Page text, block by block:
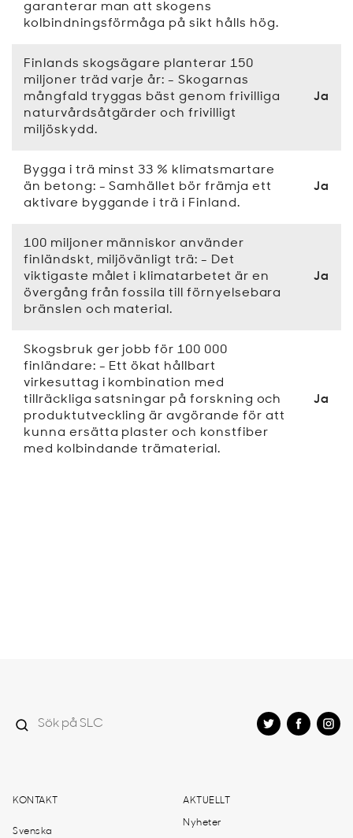
garanterar man att skogens
kolbindningsförmåga på sikt hålls hög.
Finlands skogsägare planterar 150
miljoner träd varje år: - Skogarnas
mångfald tryggas bäst genom frivilliga
naturvårdsåtgärder och frivilligt
miljöskydd.
Ja
Bygga i trä minst 33 % klimatsmartare
än betong: - Samhället bör främja ett
aktivare byggande i trä i Finland.
Ja
100 miljoner människor använder
finländskt, miljövänligt trä: - Det
viktigaste målet i klimatarbetet är en
övergång från fossila till förnyelsebara
bränslen och material.
Ja
Skogsbruk ger jobb för 100 000
finländare: - Ett ökat hållbart
virkesuttag i kombination med
tillräckliga satsningar på forskning och
produktutveckling är avgörande för att
kunna ersätta plaster och konstfiber
med kolbindande trämaterial.
Ja
KONTAKT
Svenska
AKTUELLT
Nyheter